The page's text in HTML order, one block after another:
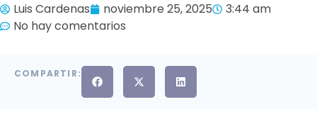
Luis Cardenas noviembre 25, 2025
3:44 am
No hay comentarios
COMPARTIR: